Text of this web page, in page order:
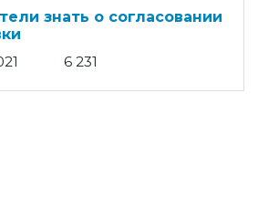
знать о согласовании
6 231